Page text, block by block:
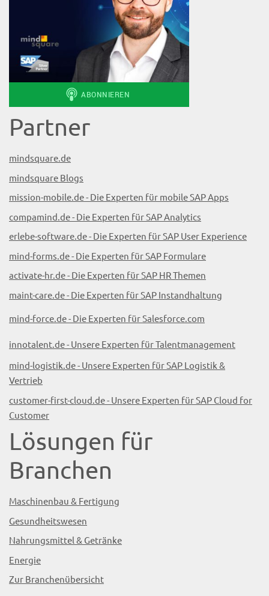
Partner
mindsquare.de
mindsquare Blogs
mission-mobile.de - Die Experten für mobile SAP Apps
compamind.de - Die Experten für SAP Analytics
erlebe-software.de - Die Experten für SAP User Experience
mind-forms.de - Die Experten für SAP Formulare
activate-hr.de - Die Experten für SAP HR Themen
maint-care.de - Die Experten für SAP Instandhaltung
mind-force.de - Die Experten für Salesforce.com
innotalent.de - Unsere Experten für Talentmanagement
mind-logistik.de - Unsere Experten für SAP Logistik &
Vertrieb
customer-first-cloud.de - Unsere Experten für SAP Cloud for
Customer
Lösungen für
Branchen
Maschinenbau & Fertigung
Gesundheitswesen
Nahrungsmittel & Getränke
Energie
Zur Branchenübersicht